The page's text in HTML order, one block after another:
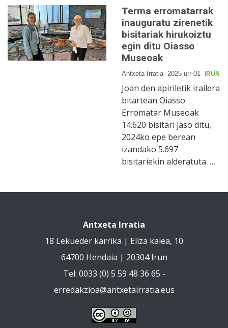
Terma erromatarrak
inauguratu zirenetik
bisitariak hirukoiztu
egin ditu Oiasso
Museoak
Antxeta Irratia 2025 urr 01 IRUN
Joan den apiriletik irailera
bitartean Oiasso
Erromatar Museoak
14.620 bisitari jaso ditu,
2024ko epe berean
izandako 5.697
bisitariekin alderatuta. …
Antxeta Irratia
18 Lekueder karrika | Eliza kalea, 10
64700 Hendaia | 20304 Irun
Tel: 0033 (0) 5 59 48 36 65 -
erredakzioa@antxetairratia.eus